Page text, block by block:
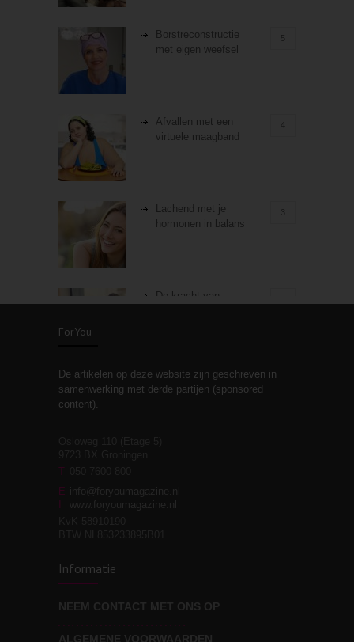
Borstreconstructie
met eigen weefsel
5
Afvallen met een
virtuele maagband
4
Lachend met je
hormonen in balans
3
De kracht van
Stiefouderschap en
relaties
moeite!
ForYou
De artikelen op deze website zijn geschreven in
samenwerking met derde partijen (sponsored
content).
T
E info@foryoumagazine.nl
www.foryoumagazine.nl
Informatie
NEEM CONTACT MET ONS OP
ALGEMENE VOORWAARDEN